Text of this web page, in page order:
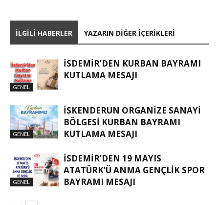
İLGILI HABERLER YAZARIN DIĞER İÇERIKLERI
GENEL
İSDEMIR’DEN KURBAN BAYRAMI
KUTLAMA MESAJI
GENEL
İSKENDERUN ORGANIZE SANAYI
BÖLGESI KURBAN BAYRAMI
KUTLAMA MESAJI
GENEL
İSDEMİR’DEN 19 MAYIS
ATATÜRK’Ü ANMA GENÇLİK SPOR
BAYRAMI MESAJI